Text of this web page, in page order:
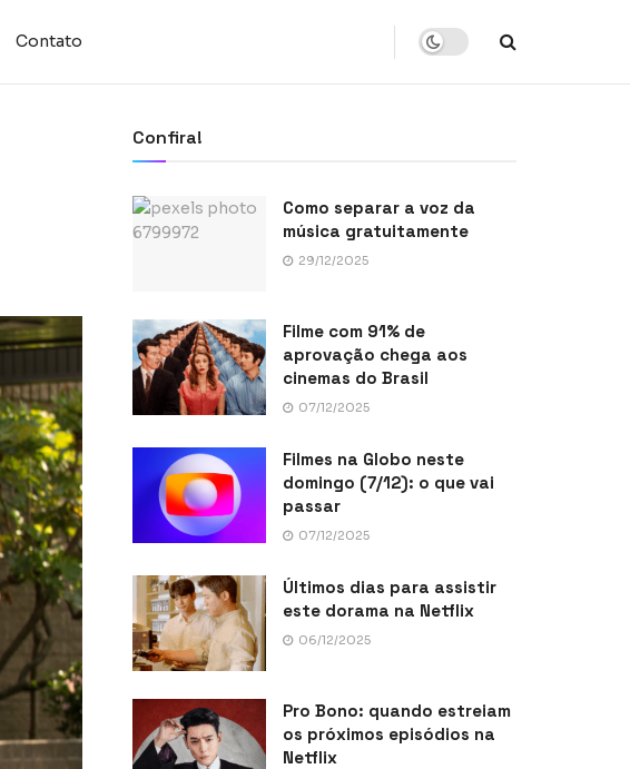
Contato
Confira!
Como separar a voz da
música gratuitamente
29/12/2025
Filme com 91% de
aprovação chega aos
cinemas do Brasil
07/12/2025
Filmes na Globo neste
domingo (7/12): o que vai
passar
07/12/2025
Últimos dias para assistir
este dorama na Netflix
06/12/2025
Pro Bono: quando estreiam
os próximos episódios na
Netflix